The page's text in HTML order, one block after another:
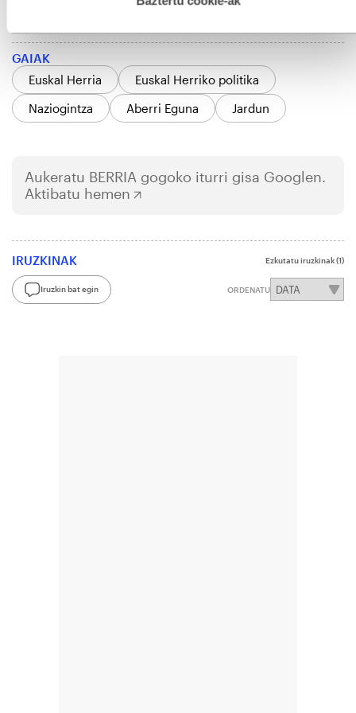
GAIAK
Euskal Herria
Euskal Herriko politika
Naziogintza
Aberri Eguna Jardun
Aukeratu BERRIA gogoko iturri gisa Googlen.
Aktibatu hemen
IRUZKINAK Ezkutatu iruzkinak(1)
Iruzkin bat egin ORDENATU